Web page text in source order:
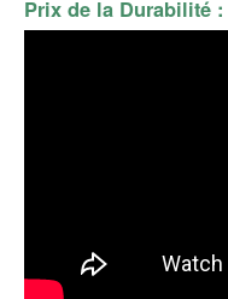
Prix de la Durabilité :